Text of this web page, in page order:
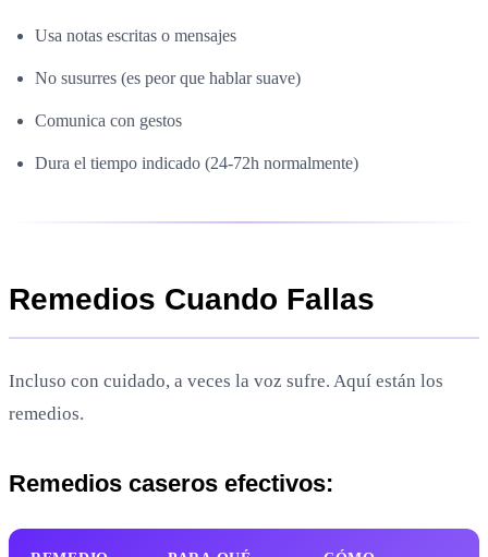
Usa notas escritas o mensajes
No susurres (es peor que hablar suave)
Comunica con gestos
Dura el tiempo indicado (24-72h normalmente)
Remedios Cuando Fallas
Incluso con cuidado, a veces la voz sufre. Aquí están los
remedios.
Remedios caseros efectivos: